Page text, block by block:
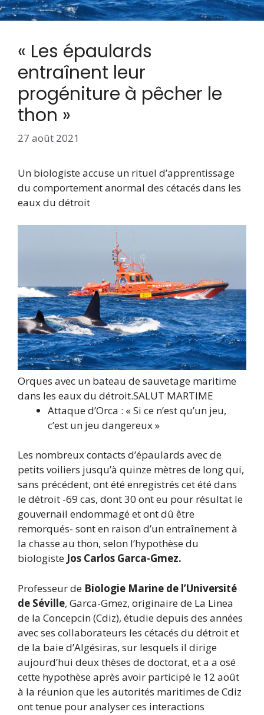
« Les épaulards
entraînent leur
progéniture à pêcher le
thon »
27 août 2021
Un biologiste accuse un rituel d’apprentissage
du comportement anormal des cétacés dans les
eaux du détroit
Orques avec un bateau de sauvetage maritime
dans les eaux du détroit.SALUT MARTIME
Attaque d’Orca : « Si ce n’est qu’un jeu,
c’est un jeu dangereux »
Les nombreux contacts d’épaulards avec de
petits voiliers jusqu’à quinze mètres de long qui,
sans précédent, ont été enregistrés cet été dans
le détroit -69 cas, dont 30 ont eu pour résultat le
gouvernail endommagé et ont dû être
remorqués- sont en raison d’un entraînement à
la chasse au thon, selon l’hypothèse du
biologiste Jos Carlos Garca-Gmez.
Professeur de Biologie Marine de l’Université
de Séville, Garca-Gmez, originaire de La Linea
de la Concepcin (Cdiz), étudie depuis des années
avec ses collaborateurs les cétacés du détroit et
de la baie d’Algésiras, sur lesquels il dirige
aujourd’hui deux thèses de doctorat, et a a osé
cette hypothèse après avoir participé le 12 août
à la réunion que les autorités maritimes de Cdiz
ont tenue pour analyser ces interactions